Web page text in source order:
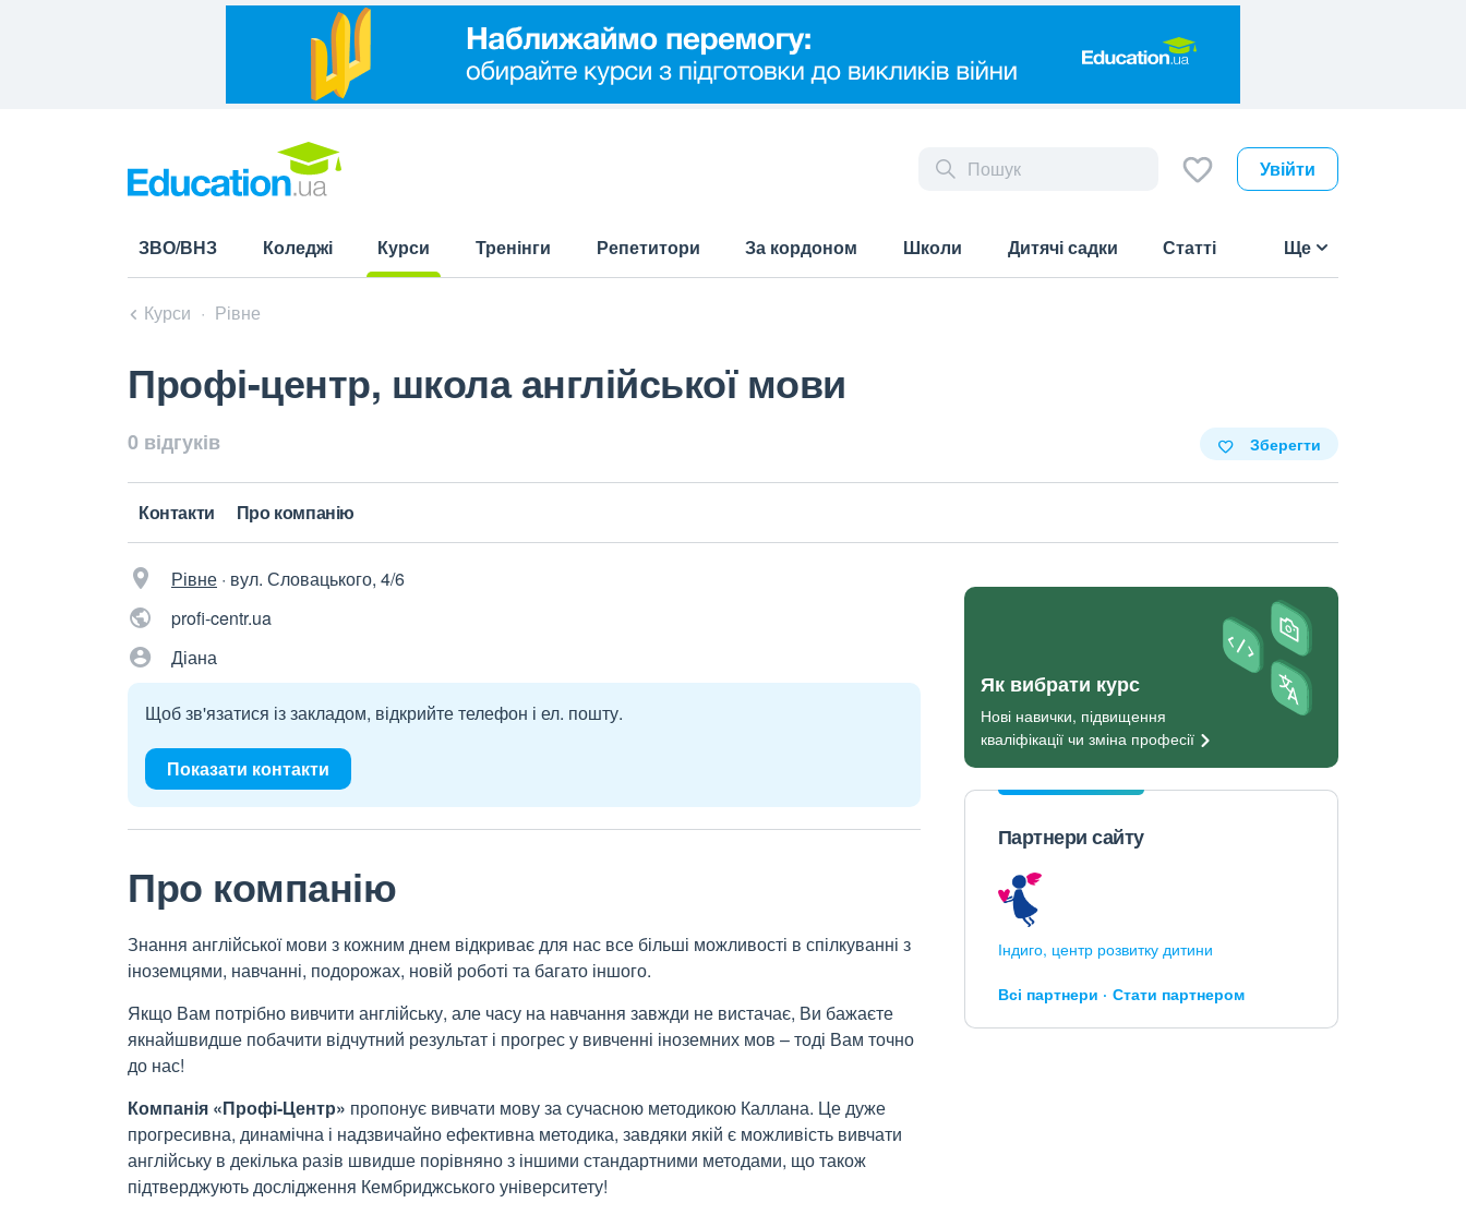
Увійти
ЗВО/ВНЗ Коледжі
Курси
Тренінги Репетитори За кордоном Школи Дитячі садки Статті Ще
Курси Рівне
Профі-центр, школа англійської мови
0 відгуків Зберегти
Контакти Про компанію
Рівне · вул. Словацького, 4/6
profi-centr.ua
Діана
Щоб зв'язатися із закладом, відкрийте телефон і ел. пошту.
Показати контакти
Про компанію
Знання англійської мови з кожним днем відкриває для нас все більші можливості в спілкуванні з
іноземцями, навчанні, подорожах, новій роботі та багато іншого.
Якщо Вам потрібно вивчити англійську, але часу на навчання завжди не вистачає, Ви бажаєте
якнайшвидше побачити відчутний результат і прогрес у вивченні іноземних мов – тоді Вам точно
до нас!
Компанія «Профі-Центр» пропонує вивчати мову за сучасною методикою Каллана. Це дуже
прогресивна, динамічна і надзвичайно ефективна методика, завдяки якій є можливість вивчати
англійську в декілька разів швидше порівняно з іншими стандартними методами, що також
підтверджують дослідження Кембриджського університету!
Як вибрати курс
Нові навички, підвищення
кваліфікації чи зміна професії
Партнери сайту
Індиго, центр розвитку дитини
Всі партнери Стати партнером